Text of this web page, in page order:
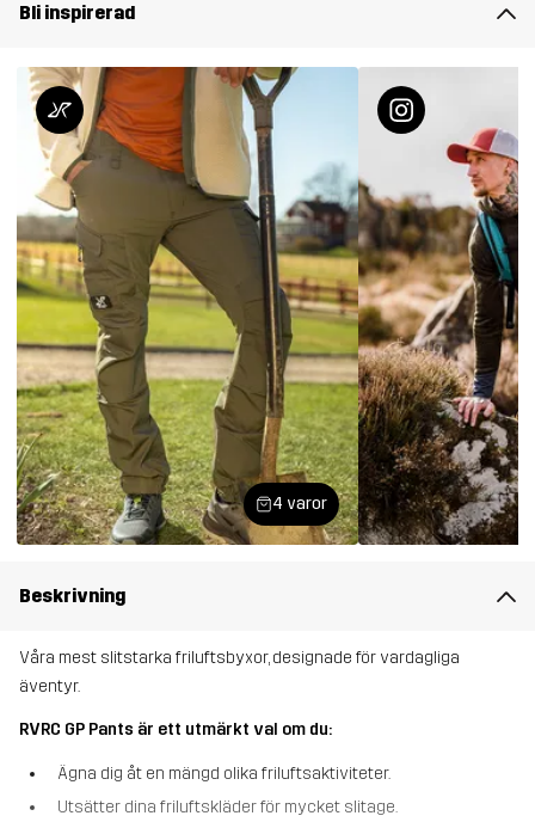
Bli inspirerad
4 varor
Beskrivning
Våra mest slitstarka friluftsbyxor, designade för vardagliga
äventyr.
RVRC GP Pants är ett utmärkt val om du:
Ägna dig åt en mängd olika friluftsaktiviteter.
Utsätter dina friluftskläder för mycket slitage.